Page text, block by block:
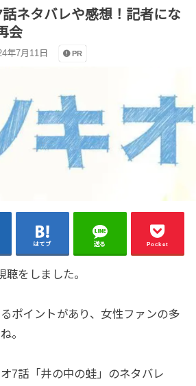
話ネタバレや感想！記者にな
会
年7月11日 PR
はてブ 送る Pocket
聴をしました。
ポイントがあり、女性ファンの多
。
7話「井の中の蛙」のネタバレ